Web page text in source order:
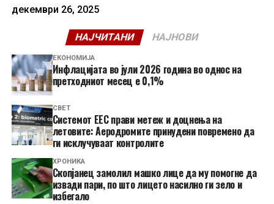
декември 26, 2025
НАЈЧИТАНИ НАЈНОВИ
ЕКОНОМИЈА
Инфлацијата во јули 2026 година во однос на
претходниот месец е 0,1%
СВЕТ
Системот ЕЕС прави метеж и доцнења на
летовите: Аеродромите принудени повремено да
ги исклучуваат контролите
ХРОНИКА
Скопјанец замолил машко лице да му помогне да
извади пари, по што лицето насилно ги зело и
избегало